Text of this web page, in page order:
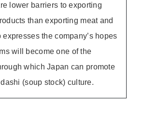
lower barriers to exporting
than exporting meat and
expresses the company’s hopes
will become one of the
which Japan can promote
(soup stock) culture.